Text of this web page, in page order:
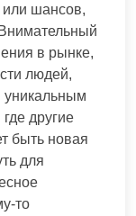
или шансов,
в рынке,
людей,
уникальным
другие
быть новая
для
то